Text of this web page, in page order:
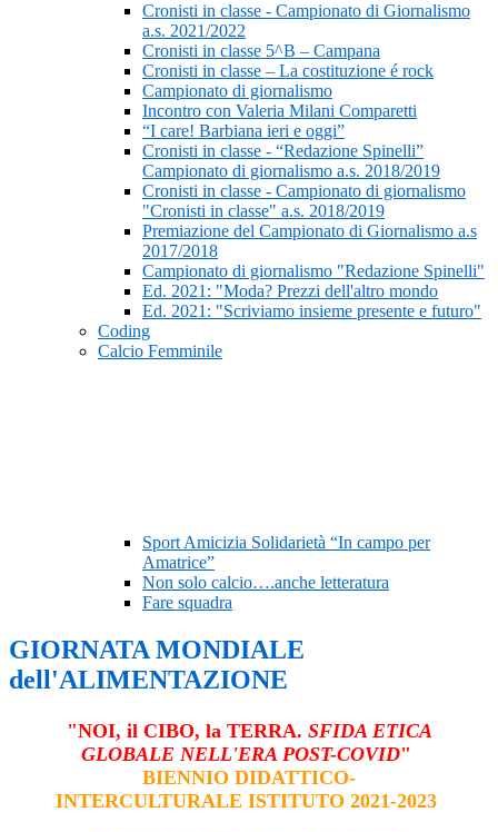
Cronisti in classe - Campionato di Giornalismo
a.s. 2021/2022
Cronisti in classe 5^B – Campana
Cronisti in classe – La costituzione é rock
Campionato di giornalismo
Incontro con Valeria Milani Comparetti
“I care! Barbiana ieri e oggi”
Cronisti in classe - “Redazione Spinelli”
Campionato di giornalismo a.s. 2018/2019
Cronisti in classe - Campionato di giornalismo
"Cronisti in classe" a.s. 2018/2019
Premiazione del Campionato di Giornalismo a.s
2017/2018
Campionato di giornalismo "Redazione Spinelli"
Ed. 2021: "Moda? Prezzi dell'altro mondo
Ed. 2021: "Scriviamo insieme presente e futuro"
Coding
Calcio Femminile
Sport Amicizia Solidarietà “In campo per
Amatrice”
Non solo calcio….anche letteratura
Fare squadra
GIORNATA MONDIALE
dell'ALIMENTAZIONE
"NOI, il CIBO, la TERRA. SFIDA ETICA
GLOBALE NELL'ERA POST-COVID"
BIENNIO DIDATTICO-
INTERCULTURALE ISTITUTO 2021-2023